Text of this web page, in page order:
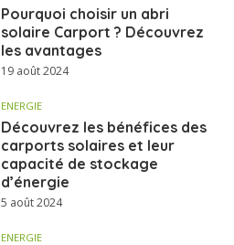
Pourquoi choisir un abri
solaire Carport ? Découvrez
les avantages
19 août 2024
ENERGIE
Découvrez les bénéfices des
carports solaires et leur
capacité de stockage
d’énergie
5 août 2024
ENERGIE